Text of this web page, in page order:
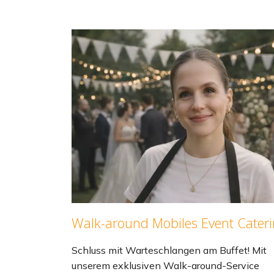
Walk-around Mobiles Event
Schluss mit Warteschlangen am Buffet! Mit
unserem exklusiven Walk-around-Service